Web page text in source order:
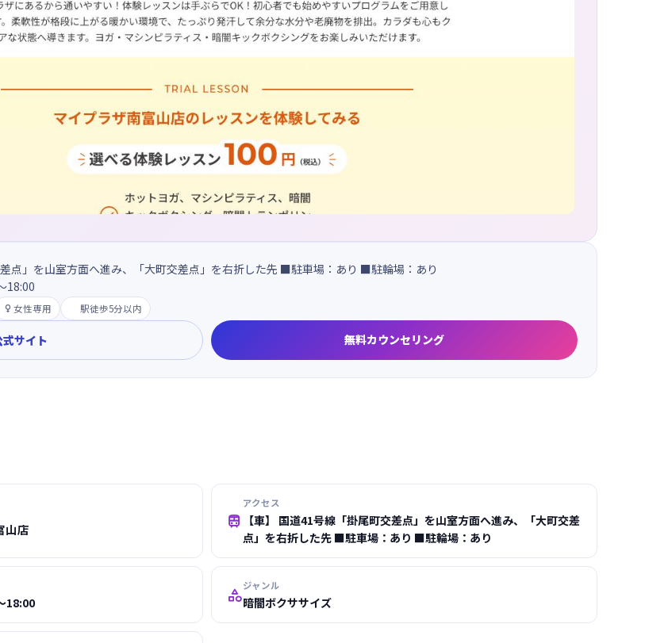
差点」を山室方面へ進み、「大町交差点」を右折した先 ■駐車場：あり ■駐輪場：あり
18:00
 女性専用 駅徒歩5分以内
式サイト 無料カウンセリング
山店 
アクセス
【車】 国道41号線「掛尾町交差点」を山室方面へ進み、「大町交差
点」を右折した先 ■駐車場：あり ■駐輪場：あり
18:00 ジャンル
暗闇ボクササイズ